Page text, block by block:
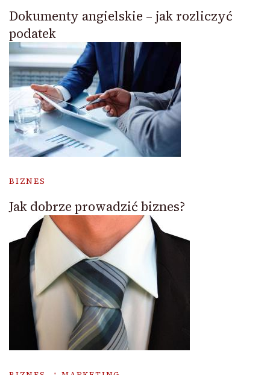
Dokumenty angielskie – jak rozliczyć
podatek
BIZNES
Jak dobrze prowadzić biznes?